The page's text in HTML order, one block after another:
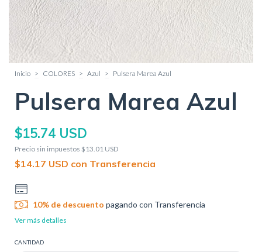
Inicio > COLORES > Azul > Pulsera Marea Azul
Pulsera Marea Azul
$15.74 USD
Precio sin impuestos $13.01 USD
$14.17 USD con Transferencia
10% de descuento pagando con Transferencia
Ver más detalles
CANTIDAD